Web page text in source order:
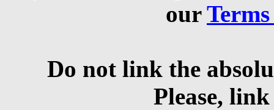
our
Do not link the
Please,